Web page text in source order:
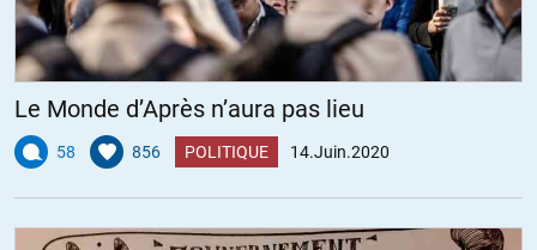
Le Monde d’Après n’aura pas lieu
58 856 POLITIQUE 14.Juin.2020